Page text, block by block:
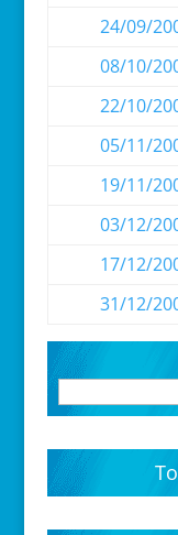
24/09/
08/10/
22/10/
05/11/
19/11/
03/12/
17/12/
31/12/